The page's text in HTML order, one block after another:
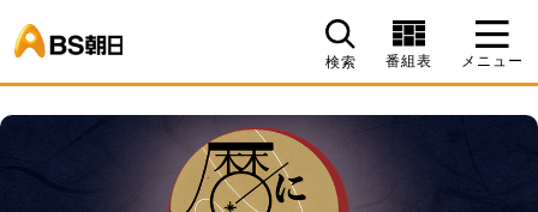
検索 番組表 メニュー